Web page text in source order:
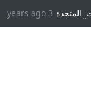
المتحدة
الامريكية
3 years ago